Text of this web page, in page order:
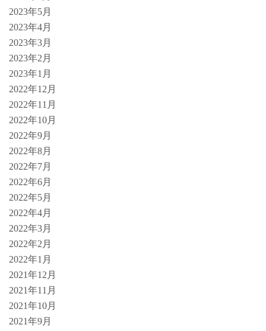
2023年5月
2023年4月
2023年3月
2023年2月
2023年1月
2022年12月
2022年11月
2022年10月
2022年9月
2022年8月
2022年7月
2022年6月
2022年5月
2022年4月
2022年3月
2022年2月
2022年1月
2021年12月
2021年11月
2021年10月
2021年9月